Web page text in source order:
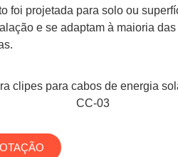
foi projetada para solo ou
e se adaptam à maioria